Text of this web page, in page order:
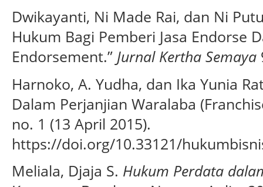
Dwikayanti, Ni Made Rai, dan Ni
Hukum Bagi Pemberi Jasa Endorse
Endorsement.” Jurnal Kertha Semaya
Harnoko, A. Yudha, dan Ika Yunia
Dalam Perjanjian Waralaba
no. 1 (13 April 2015).
https://doi.org/10.33121/
Meliala, Djaja S. Hukum Perdata